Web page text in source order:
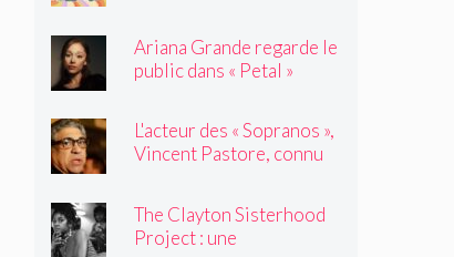
Ariana Grande regarde le
public dans « Petal »
L'acteur des « Sopranos »,
Vincent Pastore, connu
ans
The Clayton Sisterhood
Project : une